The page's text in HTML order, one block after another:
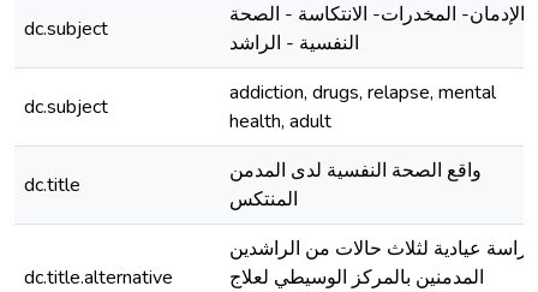
dc.subject
الإدمان- المخدرات- الانتكاسة - الصحة
النفسية - الراشد
dc.subject
addiction, drugs, relapse, mental
health, adult
dc.title
واقع الصحة النفسية لدى المدمن
المنتكس
dc.title.alternative
دراسة عيادية لثلاث حالات من الراشدين
المدمنين بالمركز الوسيطي لعلاج